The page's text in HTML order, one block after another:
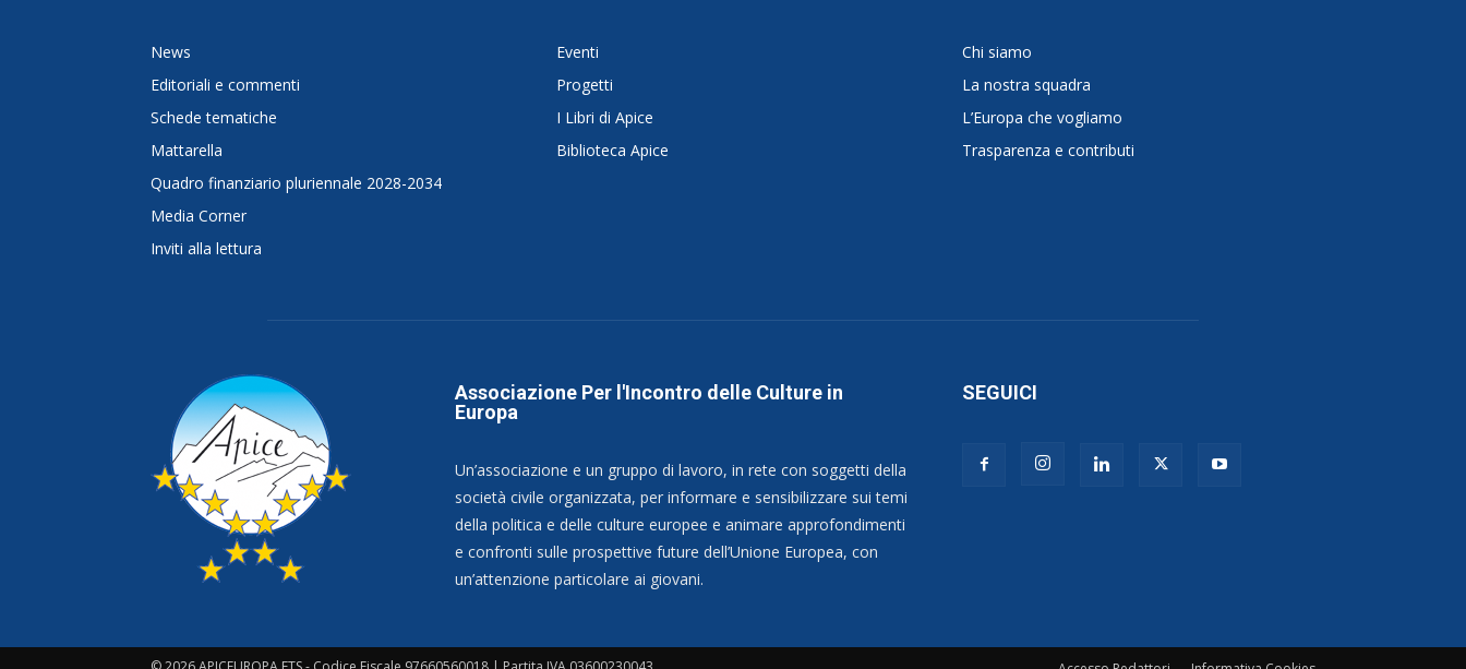
News
Editoriali e commenti
Schede tematiche
Mattarella
Quadro finanziario pluriennale 2028-2034
Media Corner
Inviti alla lettura
Eventi
Progetti
I Libri di Apice
Biblioteca Apice
Chi siamo
La nostra squadra
L’Europa che vogliamo
Trasparenza e contributi
Associazione Per l'Incontro delle Culture in
Europa
Un’associazione e un gruppo di lavoro, in rete con soggetti della
società civile organizzata, per informare e sensibilizzare sui temi
della politica e delle culture europee e animare approfondimenti
e confronti sulle prospettive future dell’Unione Europea, con
un’attenzione particolare ai giovani.
SEGUICI